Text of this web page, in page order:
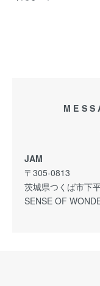
JAM
〒305-0813
茨城県つくば市下
SENSE OF